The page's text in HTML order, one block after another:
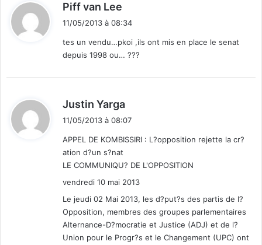
Piff van Lee
:
11/05/2013 à 08:34
tes un vendu…pkoi ,ils ont mis en place le senat
depuis 1998 ou… ???
Justin Yarga
i
11/05/2013 à 08:07
APPEL DE KOMBISSIRI : L?opposition rejette la cr?
ation d?un s?nat
LE COMMUNIQU? DE L'OPPOSITION
vendredi 10 mai 2013
Le jeudi 02 Mai 2013, les d?put?s des partis de l?
Opposition, membres des groupes parlementaires
Alternance-D?mocratie et Justice (ADJ) et de l?
Union pour le Progr?s et le Changement (UPC) ont